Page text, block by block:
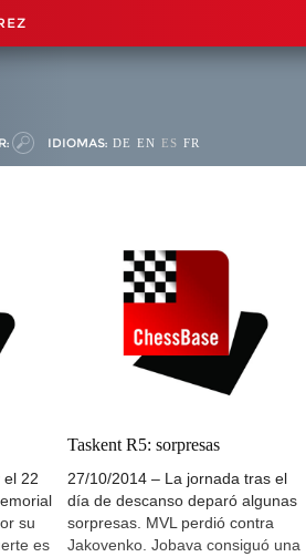
IDIOMAS: DE EN ES FR
el 22
su
es
Taskent R5: sorpresas
27/10/2014 – La jornada tras el
día de descanso deparó algunas
sorpresas. MVL perdió contra
Jakovenko. Jobava consiguó una